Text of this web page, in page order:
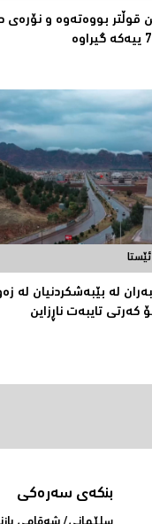
قوڵتر بووەتەوە و نۆرەی
لە بێبەشکردنیان لە
کەرتى تایبەت ناڕزاین
بنکەی سەرەکی